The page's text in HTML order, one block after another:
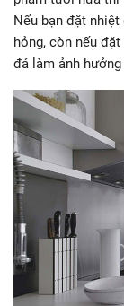
Nếu bạn đặt
hỏng, còn nếu
đá làm ảnh